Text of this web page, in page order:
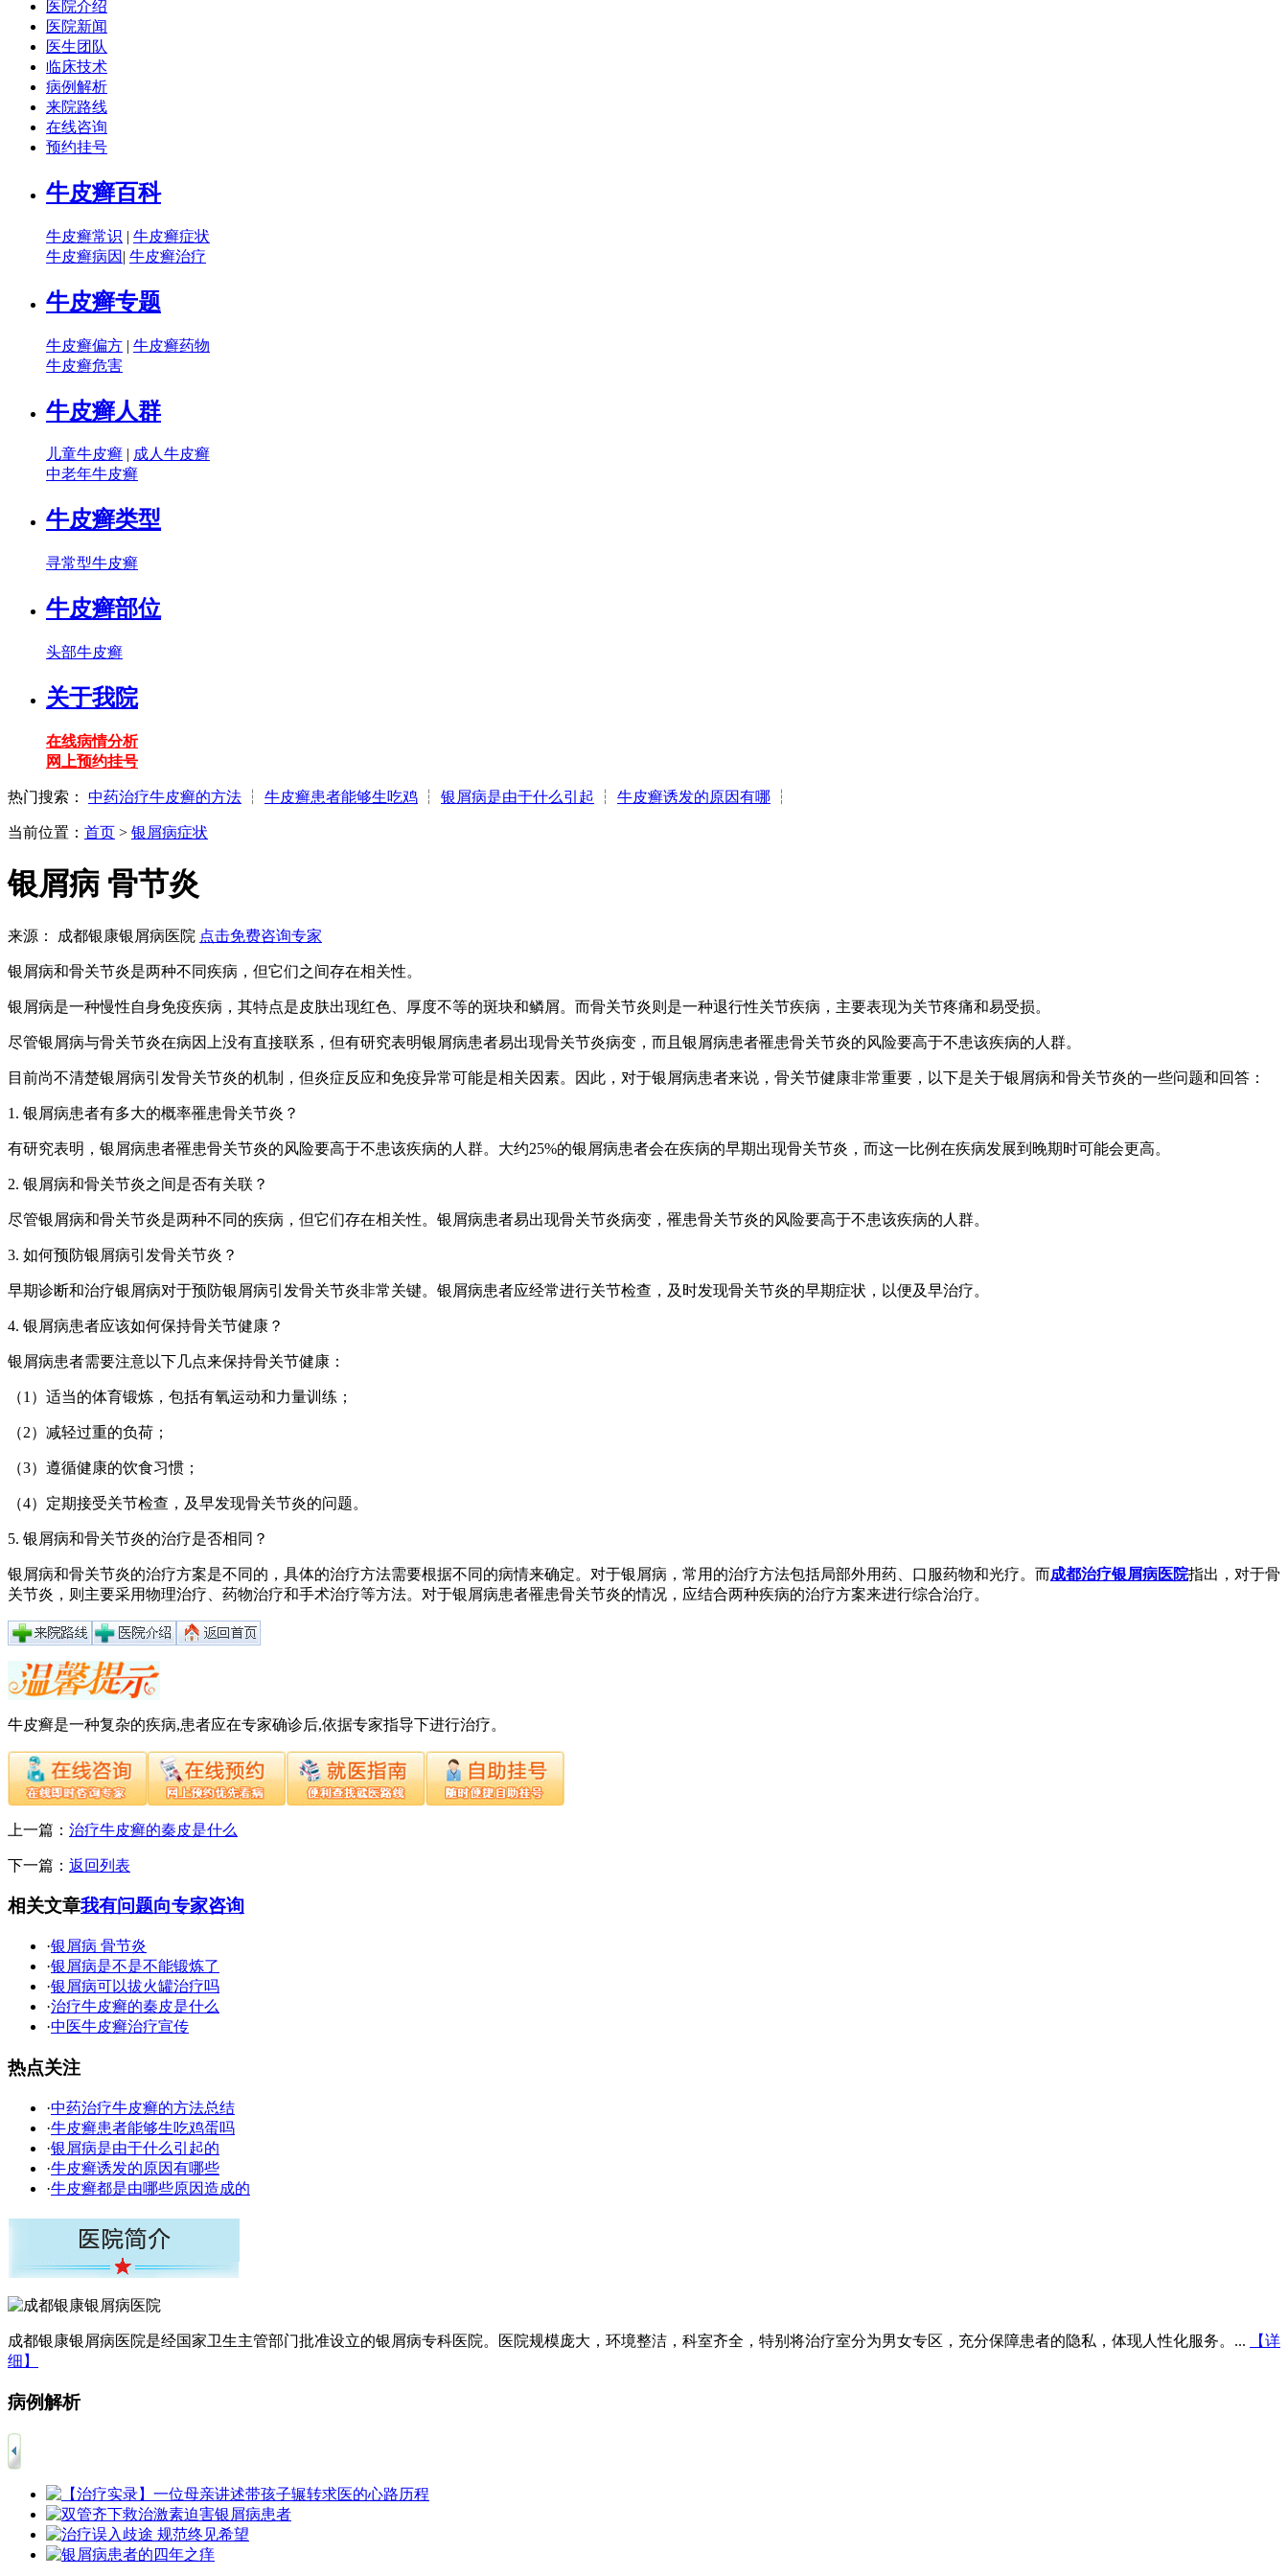
医院介绍
医院新闻
医生团队
临床技术
病例解析
来院路线
在线咨询
预约挂号
牛皮癣百科
牛皮癣常识 | 牛皮癣症状
牛皮癣病因 | 牛皮癣治疗
牛皮癣专题
牛皮癣偏方 | 牛皮癣药物
牛皮癣危害
牛皮癣人群
儿童牛皮癣 | 成人牛皮癣
中老年牛皮癣
牛皮癣类型
寻常型牛皮癣
牛皮癣部位
头部牛皮癣
关于我院
在线病情分析
网上预约挂号
热门搜索： 中药治疗牛皮癣的方法 ┆ 牛皮癣患者能够生吃鸡 ┆ 银屑病是由于什么引起 ┆ 牛皮癣诱发的原因有哪 ┆
当前位置： 首页 > 银屑病症状
银屑病 骨节炎
来源： 成都银康银屑病医院 点击免费咨询专家
银屑病和骨关节炎是两种不同疾病，但它们之间存在相关性。
银屑病是一种慢性自身免疫疾病，其特点是皮肤出现红色、厚度不等的斑块和鳞屑。而骨关节炎则是一种退行性关节疾病，主要表现为关节疼痛和易受损。
尽管银屑病与骨关节炎在病因上没有直接联系，但有研究表明银屑病患者易出现骨关节炎病变，而且银屑病患者罹患骨关节炎的风险要高于不患该疾病的人群。
目前尚不清楚银屑病引发骨关节炎的机制，但炎症反应和免疫异常可能是相关因素。因此，对于银屑病患者来说，骨关节健康非常重要，以下是关于银屑病和骨关节炎的一些问题和回答：
1. 银屑病患者有多大的概率罹患骨关节炎？
有研究表明，银屑病患者罹患骨关节炎的风险要高于不患该疾病的人群。大约25%的银屑病患者会在疾病的早期出现骨关节炎，而这一比例在疾病发展到晚期时可能会更高。
2. 银屑病和骨关节炎之间是否有关联？
尽管银屑病和骨关节炎是两种不同的疾病，但它们存在相关性。银屑病患者易出现骨关节炎病变，罹患骨关节炎的风险要高于不患该疾病的人群。
3. 如何预防银屑病引发骨关节炎？
早期诊断和治疗银屑病对于预防银屑病引发骨关节炎非常关键。银屑病患者应经常进行关节检查，及时发现骨关节炎的早期症状，以便及早治疗。
4. 银屑病患者应该如何保持骨关节健康？
银屑病患者需要注意以下几点来保持骨关节健康：
（1）适当的体育锻炼，包括有氧运动和力量训练；
（2）减轻过重的负荷；
（3）遵循健康的饮食习惯；
（4）定期接受关节检查，及早发现骨关节炎的问题。
5. 银屑病和骨关节炎的治疗是否相同？
银屑病和骨关节炎的治疗方案是不同的，具体的治疗方法需要根据不同的病情来确定。对于银屑病，常用的治疗方法包括局部外用药、口服药物和光疗。而成都治疗银屑病医院指出，对于骨
关节炎，则主要采用物理治疗、药物治疗和手术治疗等方法。对于银屑病患者罹患骨关节炎的情况，应结合两种疾病的治疗方案来进行综合治疗。
牛皮癣是一种复杂的疾病,患者应在专家确诊后,依据专家指导下进行治疗。
上一篇： 治疗牛皮癣的秦皮是什么
下一篇： 返回列表
相关文章我有问题向专家咨询
·银屑病 骨节炎
·银屑病是不是不能锻炼了
·银屑病可以拔火罐治疗吗
·治疗牛皮癣的秦皮是什么
·中医牛皮癣治疗宣传
热点关注
·中药治疗牛皮癣的方法总结
·牛皮癣患者能够生吃鸡蛋吗
·银屑病是由于什么引起的
·牛皮癣诱发的原因有哪些
·牛皮癣都是由哪些原因造成的
成都银康银屑病医院是经国家卫生主管部门批准设立的银屑病专科医院。医院规模庞大，环境整洁，科室齐全，特别将治疗室分为男女专区，充分保障患者的隐私，体现人性化服务。...
【详
细】
病例解析